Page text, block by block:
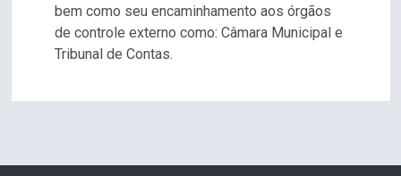
bem como seu encaminhamento aos órgãos
de controle externo como: Câmara Municipal e
Tribunal de Contas.